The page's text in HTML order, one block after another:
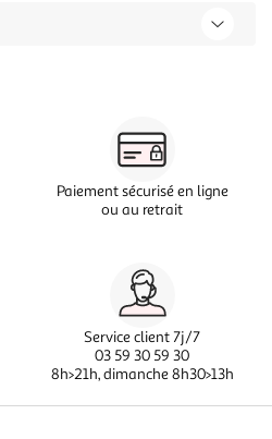
Paiement sécurisé en ligne
ou au retrait
Service client 7j/7
03 59 30 59 30
8h>21h, dimanche 8h30>13h